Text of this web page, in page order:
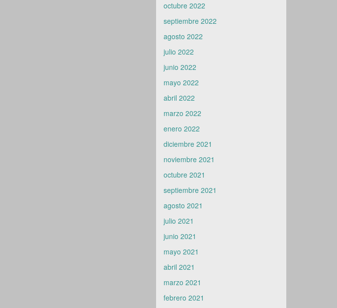
octubre 2022
septiembre 2022
agosto 2022
julio 2022
junio 2022
mayo 2022
abril 2022
marzo 2022
enero 2022
diciembre 2021
noviembre 2021
octubre 2021
septiembre 2021
agosto 2021
julio 2021
junio 2021
mayo 2021
abril 2021
marzo 2021
febrero 2021